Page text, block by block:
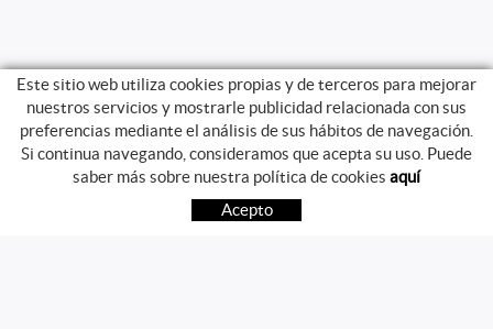
GUIA DE COMPRA
COMO COMPRAR
PREGUNTAS FRECUENTES
Este sitio web utiliza cookies propias y de terceros para mejorar
nuestros servicios y mostrarle publicidad relacionada con sus
preferencias mediante el análisis de sus hábitos de navegación.
Si continua navegando, consideramos que acepta su uso. Puede
saber más sobre nuestra política de cookies aquí
Acepto